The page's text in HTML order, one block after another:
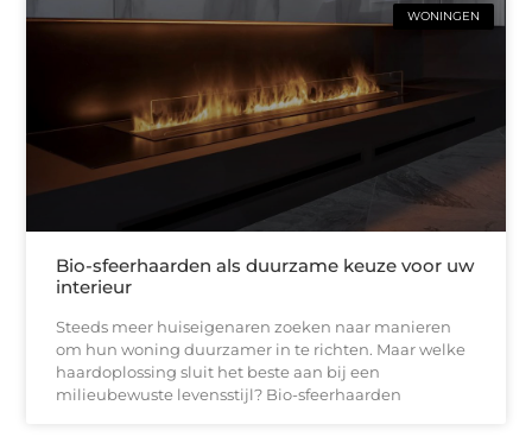
WONINGEN
Bio-sfeerhaarden als duurzame keuze voor uw
interieur
Steeds meer huiseigenaren zoeken naar manieren
om hun woning duurzamer in te richten. Maar welke
haardoplossing sluit het beste aan bij een
milieubewuste levensstijl? Bio-sfeerhaarden